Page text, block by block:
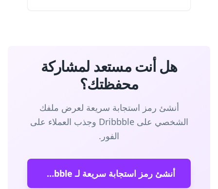
هل أنت مستعد لمشاركة
محفظتك؟
أنشئ رمز استجابة سريعة لعرض ملفك
الشخصي على Dribbble وجذب العملاء على
الفور.
أنشئ رمز استجابة سريعة لـ Dribbble